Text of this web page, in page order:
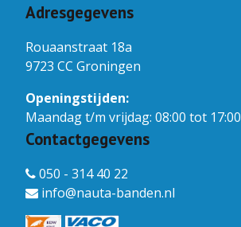
Adresgegevens
Rouaanstraat 18a
9723 CC Groningen
Openingstijden:
Maandag t/m vrijdag: 08:00 tot 17:00
Contactgegevens
050 - 314 40 22
info@nauta-banden.nl